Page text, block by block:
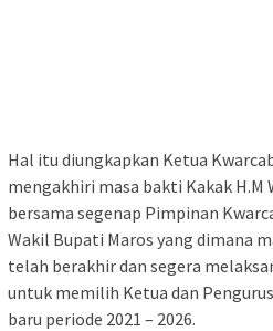
Hal itu diungkapkan Ketua
mengakhiri masa bakti Kakak H.M
bersama segenap Pimpinan
Wakil Bupati Maros yang dimana
telah berakhir dan segera
untuk memilih Ketua dan
baru periode 2021 – 2026.